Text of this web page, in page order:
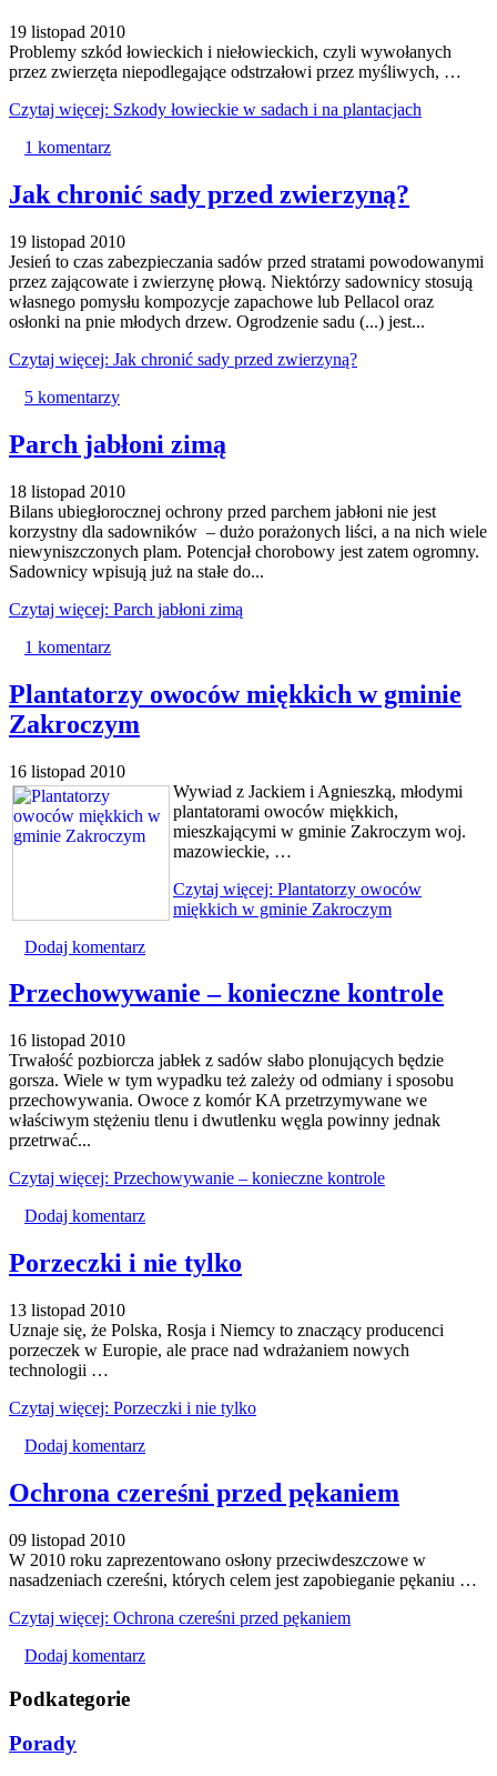
19 listopad 2010
Problemy szkód łowieckich i niełowieckich, czyli wywołanych
przez zwierzęta niepodlegające odstrzałowi przez myśliwych, …
Czytaj więcej: Szkody łowieckie w sadach i na plantacjach
1 komentarz
Jak chronić sady przed zwierzyną?
19 listopad 2010
Jesień to czas zabezpieczania sadów przed stratami powodowanymi
przez zającowate i zwierzynę płową. Niektórzy sadownicy stosują
własnego pomysłu kompozycje zapachowe lub Pellacol oraz
osłonki na pnie młodych drzew. Ogrodzenie sadu (...) jest...
Czytaj więcej: Jak chronić sady przed zwierzyną?
5 komentarzy
Parch jabłoni zimą
18 listopad 2010
Bilans ubiegłorocznej ochrony przed parchem jabłoni nie jest
korzystny dla sadowników – dużo porażonych liści, a na nich wiele
niewyniszczonych plam. Potencjał chorobowy jest zatem ogromny.
Sadownicy wpisują już na stałe do...
Czytaj więcej: Parch jabłoni zimą
1 komentarz
Plantatorzy owoców miękkich w gminie
Zakroczym
16 listopad 2010
Wywiad z Jackiem i Agnieszką, młodymi
plantatorami owoców miękkich,
mieszkającymi w gminie Zakroczym woj.
mazowieckie, …
Czytaj więcej: Plantatorzy owoców
miękkich w gminie Zakroczym
Dodaj komentarz
Przechowywanie – konieczne kontrole
16 listopad 2010
Trwałość pozbiorcza jabłek z sadów słabo plonujących będzie
gorsza. Wiele w tym wypadku też zależy od odmiany i sposobu
przechowywania. Owoce z komór KA przetrzymywane we
właściwym stężeniu tlenu i dwutlenku węgla powinny jednak
przetrwać...
Czytaj więcej: Przechowywanie – konieczne kontrole
Dodaj komentarz
Porzeczki i nie tylko
13 listopad 2010
Uznaje się, że Polska, Rosja i Niemcy to znaczący producenci
porzeczek w Europie, ale prace nad wdrażaniem nowych
technologii …
Czytaj więcej: Porzeczki i nie tylko
Dodaj komentarz
Ochrona czereśni przed pękaniem
09 listopad 2010
W 2010 roku zaprezentowano osłony przeciwdeszczowe w
nasadzeniach czereśni, których celem jest zapobieganie pękaniu …
Czytaj więcej: Ochrona czereśni przed pękaniem
Dodaj komentarz
Podkategorie
Porady